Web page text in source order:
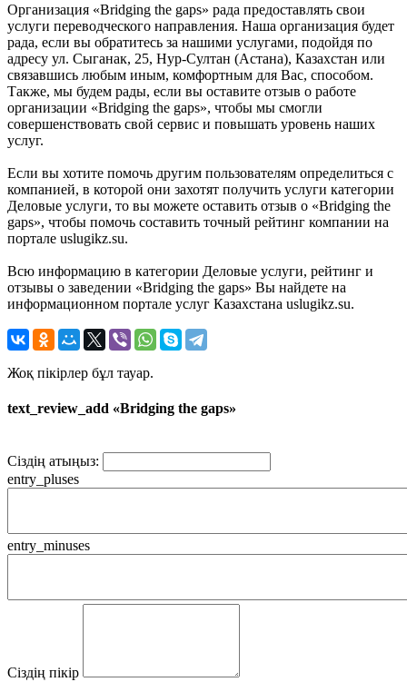
Организация «Bridging the gaps» рада предоставлять свои
услуги переводческого направления. Наша организация будет
рада, если вы обратитесь за нашими услугами, подойдя по
адресу ул. Сыганак, 25, Нур-Султан (Астана), Казахстан или
связавшись любым иным, комфортным для Вас, способом.
Также, мы будем рады, если вы оставите отзыв о работе
организации «Bridging the gaps», чтобы мы смогли
совершенствовать свой сервис и повышать уровень наших
услуг.
Если вы хотите помочь другим пользователям определиться с
компанией, в которой они захотят получить услуги категории
Деловые услуги, то вы можете оставить отзыв о «Bridging the
gaps», чтобы помочь составить точный рейтинг компании на
портале uslugikz.su.
Всю информацию в категории Деловые услуги, рейтинг и
отзывы о заведении «Bridging the gaps» Вы найдете на
информационном портале услуг Казахстана uslugikz.su.
Жоқ пікірлер бұл тауар.
text_review_add «Bridging the gaps»
Сіздің атыңыз:
entry_pluses
entry_minuses
Сіздің пікір